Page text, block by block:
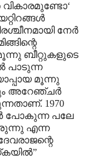
നേർ
ബീറ്റുകളുടെ
പാടുന്ന
മൂന്നു
അറേഞ്ചർ
1970
പോകുന്ന പലേ
എന്ന